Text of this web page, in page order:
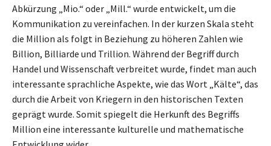
Abkürzung „Mio.“ oder „Mill.“ wurde entwickelt, um die
Kommunikation zu vereinfachen. In der kurzen Skala steht
die Million als folgt in Beziehung zu höheren Zahlen wie
Billion, Billiarde und Trillion. Während der Begriff durch
Handel und Wissenschaft verbreitet wurde, findet man auch
interessante sprachliche Aspekte, wie das Wort „Kälte“, das
durch die Arbeit von Kriegern in den historischen Texten
geprägt wurde. Somit spiegelt die Herkunft des Begriffs
Million eine interessante kulturelle und mathematische